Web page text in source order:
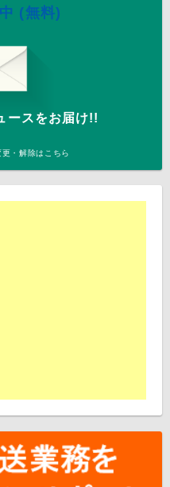
(無料)
ースをお届け!!
・解除はこちら